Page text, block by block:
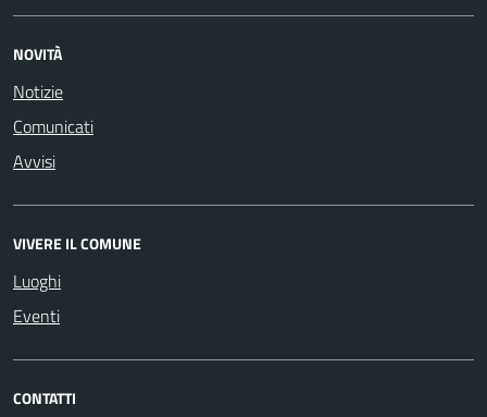
NOVITÀ
Notizie
Comunicati
Avvisi
VIVERE IL COMUNE
Luoghi
Eventi
CONTATTI